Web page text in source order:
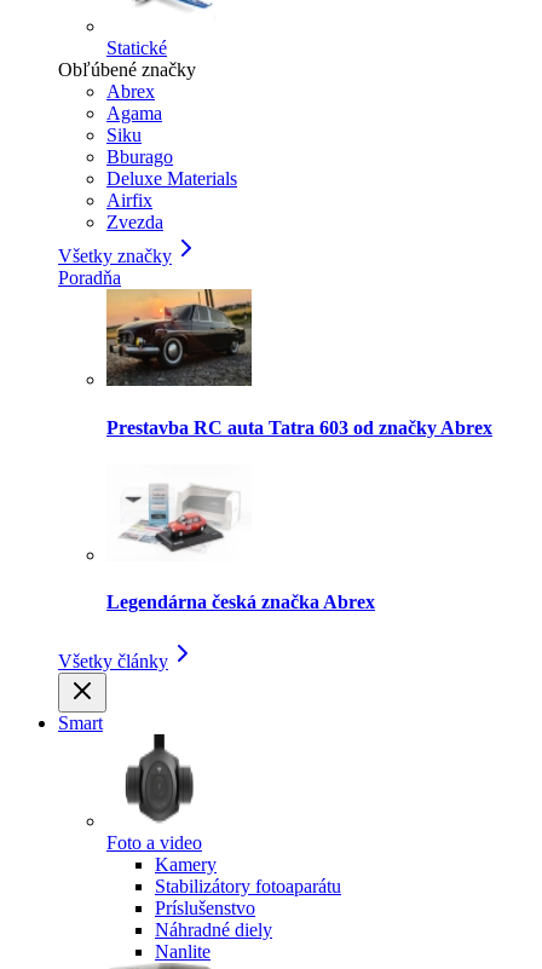
Statické
Obľúbené značky
Abrex
Agama
Siku
Bburago
Deluxe Materials
Airfix
Zvezda
Všetky značky
Poradňa
Prestavba RC auta Tatra 603 od značky Abrex
Legendárna česká značka Abrex
Všetky články
Smart
Foto a video
Kamery
Stabilizátory fotoaparátu
Príslušenstvo
Náhradné diely
Nanlite